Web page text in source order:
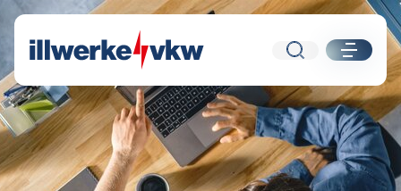
Direkt zum Inhalt
Direkt zur Navigation
Suche